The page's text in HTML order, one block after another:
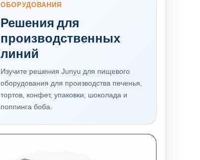
ОБОРУДОВАНИЯ
Решения для
производственных
линий
Изучите решения Junyu для пищевого
оборудования для производства печенья,
тортов, конфет, упаковки, шоколада и
поппинга боба.